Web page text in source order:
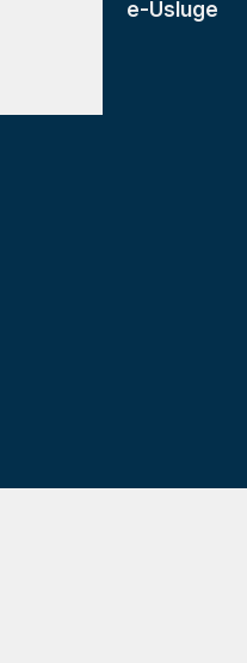
e-Usluge